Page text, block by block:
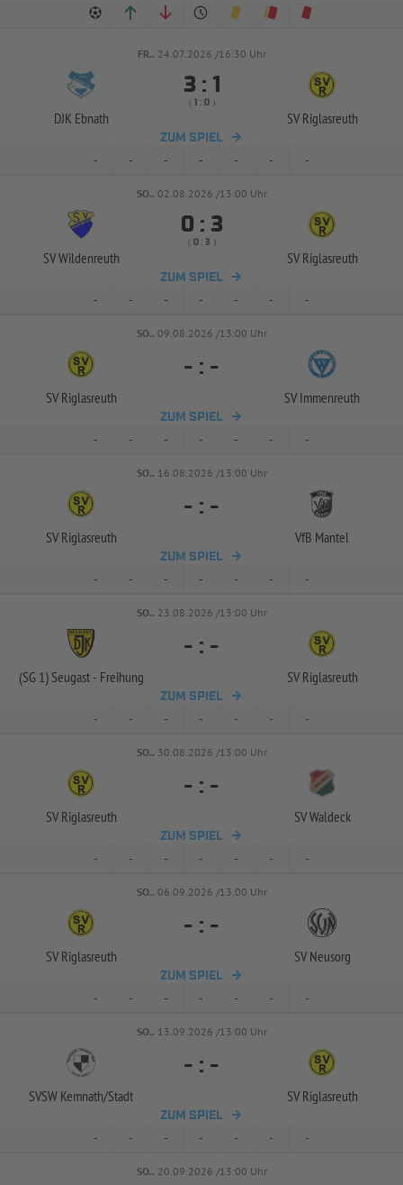
FR.. 24.07.2026 /16:30 Uhr
DJK Ebnath
 : 
(  :  )
SV Riglasreuth
ZUM SPIEL
- - - - - - -
SO.. 02.08.2026 /13:00 Uhr
SV Wildenreuth
 : 
( :  )
SV Riglasreuth
ZUM SPIEL
- - - - - - -
SO.. 09.08.2026 /13:00 Uhr
SV Riglasreuth
- : -
SV Immenreuth
ZUM SPIEL
- - - - - - -
SO.. 16.08.2026 /13:00 Uhr
SV Riglasreuth
- : -
VfB Mantel
ZUM SPIEL
- - - - - - -
SO.. 23.08.2026 /13:00 Uhr
(SG 1) Seugast - Freihung
- : -
SV Riglasreuth
ZUM SPIEL
- - - - - - -
SO.. 30.08.2026 /13:00 Uhr
SV Riglasreuth
- : -
SV Waldeck
ZUM SPIEL
- - - - - - -
SO.. 06.09.2026 /13:00 Uhr
SV Riglasreuth
- : -
SV Neusorg
ZUM SPIEL
- - - - - - -
SO.. 13.09.2026 /13:00 Uhr
SVSW Kemnath/Stadt
- : -
SV Riglasreuth
ZUM SPIEL
- - - - - - -
SO.. 20.09.2026 /13:00 Uhr